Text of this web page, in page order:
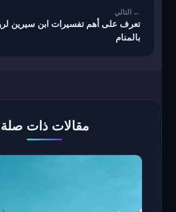
تعرف على أهم تفسيرات ابن سيرين
بالمنام
مقالات ذات صلة